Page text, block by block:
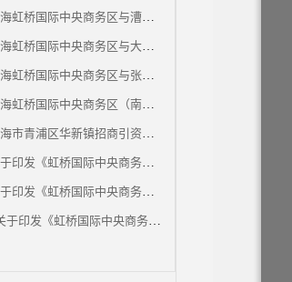
桥国际中央商务区与漕河泾新兴技术开发区深度对比解析：招商引资指南与企业投资选址决策
桥国际中央商务区与大零号湾科技创新策源功能区深度对比解析：招商引资指南与企业投资选址决策
桥国际中央商务区与张江科学城区域深度对比解析：招商引资指南与企业投资选址决策
桥国际中央商务区（南虹桥闵行部分）招商引资投资报告：企业选址决策深度分析
市青浦区华新镇招商引资指南：企业投资选址决策解析
发《虹桥国际中央商务区关于低空经济高质量发展的支持政策》的通知
《虹桥国际中央商务区关于特色产业园区高质量发展的支持政策》的通知
印发《虹桥国际中央商务区关于支持总部企业发展的支持政策》的通知